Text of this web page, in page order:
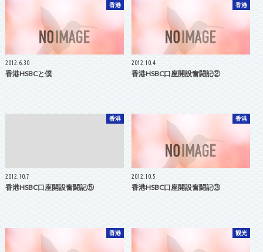
香港
2012.6.30
香港HSBCと僕
香港
2012.10.4
香港HSBC口座開設奮闘記②
香港
2012.10.7
香港HSBC口座開設奮闘記⑤
香港
2012.10.5
香港HSBC口座開設奮闘記③
香港 観光